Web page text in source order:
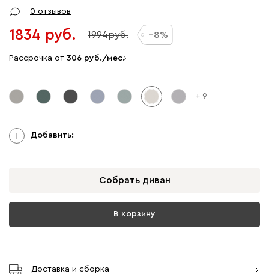
0 отзывов
1834 1994 8
Рассрочка от 306 /мес.
+ 9
Добавить:
Собрать диван
В корзину
Доставка и сборка